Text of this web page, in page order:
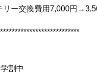
リー交換費用7,000円
割中